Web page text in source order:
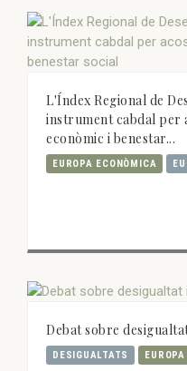
L'Índex Regional de
instrument cabdal per
econòmic i benestar...
EUROPA ECONÒMICA
Debat sobre
DESIGUALTATS